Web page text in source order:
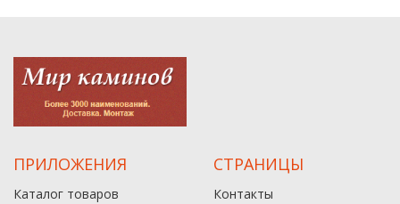
ПРИЛОЖЕНИЯ
Каталог товаров
СТРАНИЦЫ
Контакты